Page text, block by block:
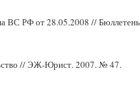
ВС РФ от 28.05.2008 // Бюллетень
// ЭЖ-Юрист. 2007. № 47.